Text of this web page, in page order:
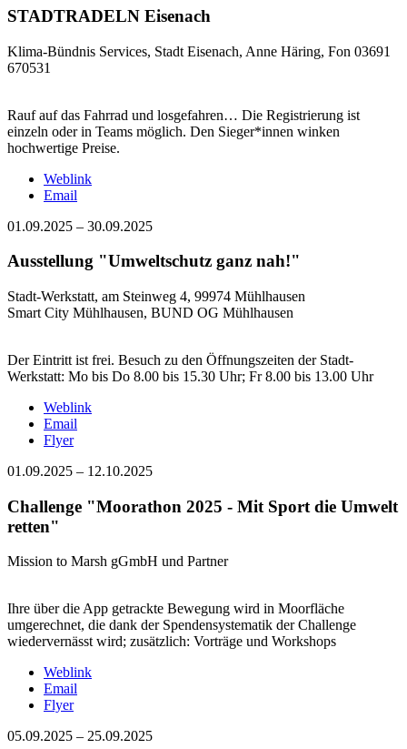
STADTRADELN Eisenach
Klima-Bündnis Services, Stadt Eisenach, Anne Häring, Fon 03691
670531
Rauf auf das Fahrrad und losgefahren… Die Registrierung ist
einzeln oder in Teams möglich. Den Sieger*innen winken
hochwertige Preise.
Weblink
Email
01.09.2025 – 30.09.2025
Ausstellung "Umweltschutz ganz nah!"
Stadt-Werkstatt, am Steinweg 4, 99974 Mühlhausen
Smart City Mühlhausen, BUND OG Mühlhausen
Der Eintritt ist frei. Besuch zu den Öffnungszeiten der Stadt-
Werkstatt: Mo bis Do 8.00 bis 15.30 Uhr; Fr 8.00 bis 13.00 Uhr
Weblink
Email
Flyer
01.09.2025 – 12.10.2025
Challenge "Moorathon 2025 - Mit Sport die Umwelt
retten"
Mission to Marsh gGmbH und Partner
Ihre über die App getrackte Bewegung wird in Moorfläche
umgerechnet, die dank der Spendensystematik der Challenge
wiedervernässt wird; zusätzlich: Vorträge und Workshops
Weblink
Email
Flyer
05.09.2025 – 25.09.2025